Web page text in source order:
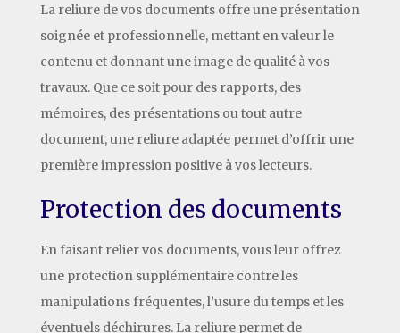
La reliure de vos documents offre une présentation
soignée et professionnelle, mettant en valeur le
contenu et donnant une image de qualité à vos
travaux. Que ce soit pour des rapports, des
mémoires, des présentations ou tout autre
document, une reliure adaptée permet d’offrir une
première impression positive à vos lecteurs.
Protection des documents
En faisant relier vos documents, vous leur offrez
une protection supplémentaire contre les
manipulations fréquentes, l’usure du temps et les
éventuels déchirures. La reliure permet de